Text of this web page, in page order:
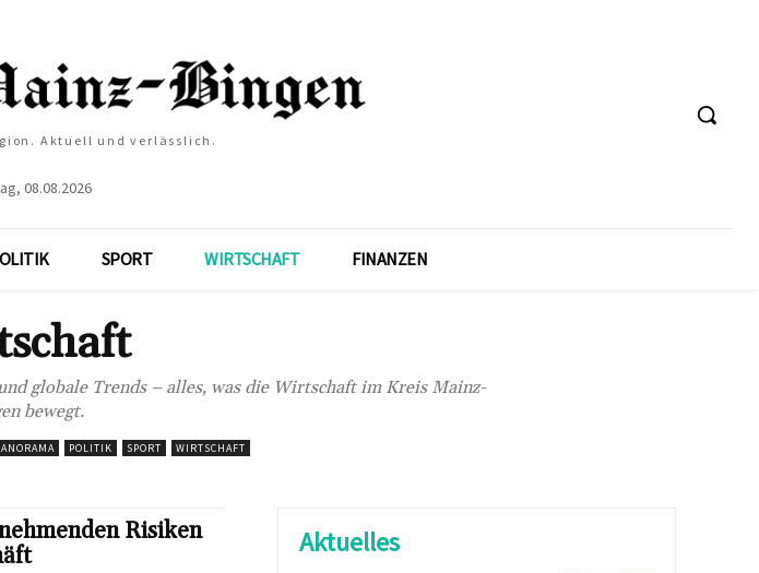
Aktuell und verlässlich.
08.08.2026
SPORT WIRTSCHAFT FINANZEN
globale Trends – alles, was die Wirtschaft im Kreis Mainz-
bewegt.
POLITIK SPORT WIRTSCHAFT
Risiken
Aktuelles